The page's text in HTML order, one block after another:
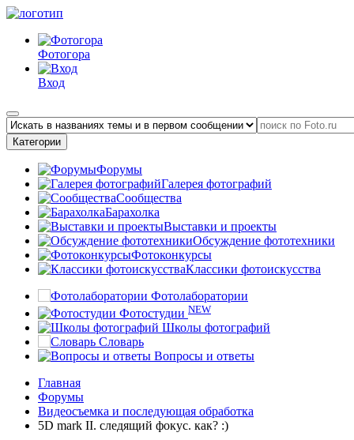
Фотогора
Вход
Категории
Форумы
Галерея фотографий
Сообщества
Барахолка
Выставки и проекты
Обсуждение фототехники
Фотоконкурсы
Классики фотоискусства
Фотолаборатории
Фотостудии NEW
Школы фотографий
Словарь
Вопросы и ответы
Главная
Форумы
Видеосъемка и последующая обработка
5D mark II. следящий фокус. как? :)